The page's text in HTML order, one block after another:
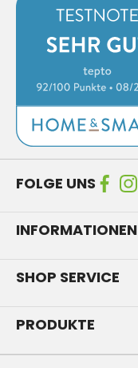
FOLGE UNS
INFORMATIONEN
SHOP SERVICE
PRODUKTE